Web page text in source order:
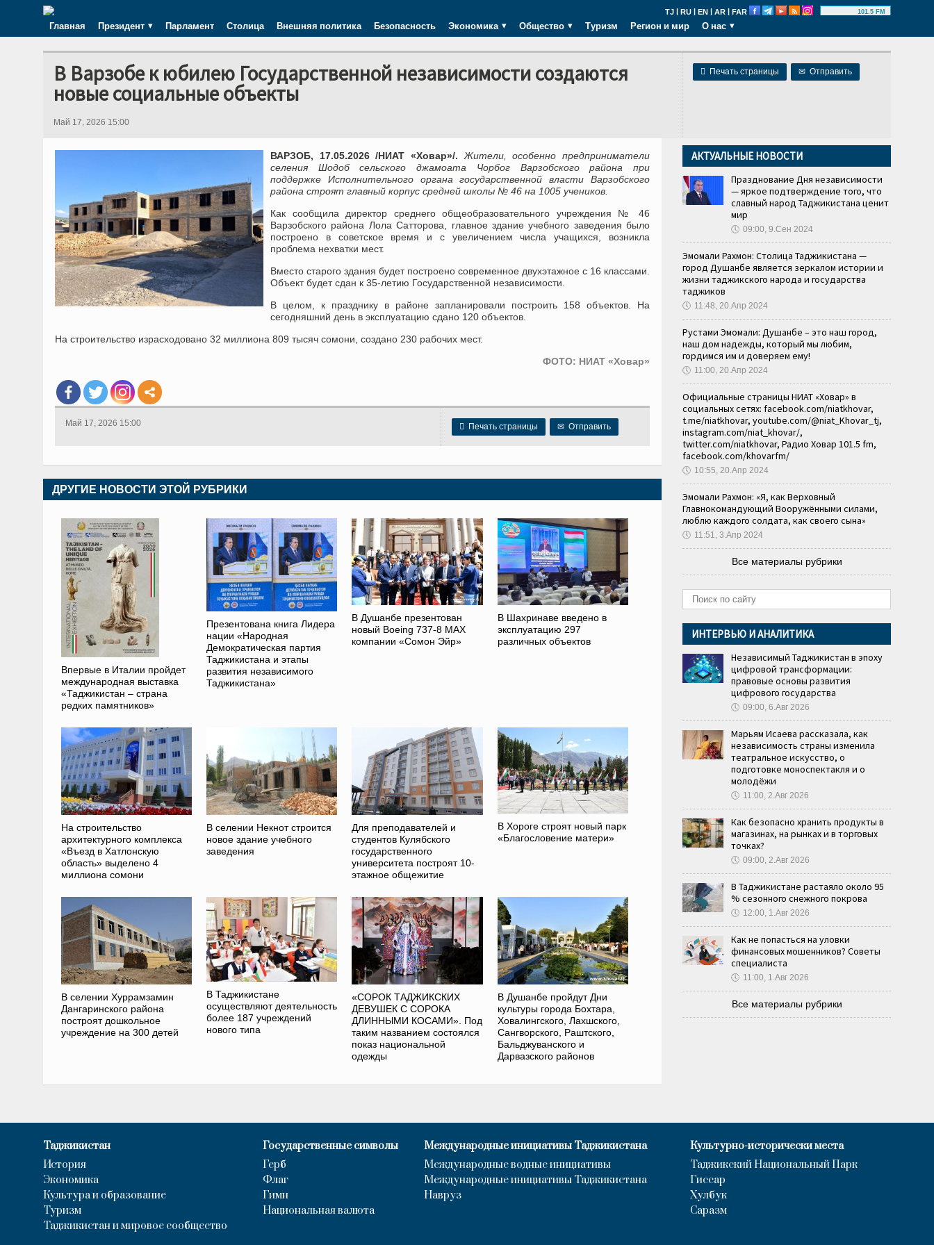
TJ | RU | EN | AR | FAR 101.5 FM
Главная Президент Парламент Столица Внешняя политика Безопасность Экономика Общество Туризм Регион и мир О нас
 Печать страницы ✉ Отправить
В Варзобе к юбилею Государственной независимости создаются
новые социальные объекты
Май 17, 2026 15:00
ВАРЗОБ, 17.05.2026 /НИАТ «Ховар»/.
Жители, особенно предприниматели
селения Шодоб сельского джамоата Чорбог Варзобского района при
поддержке Исполнительного органа государственной власти Варзобского
района строят главный корпус средней школы № 46 на 1005 учеников.
Как сообщила директор среднего общеобразовательного учреждения № 46
Варзобского района Лола Сатторова, главное здание учебного заведения было
построено в советское время и с увеличением числа учащихся, возникла
проблема нехватки мест.
Вместо старого здания будет построено современное двухэтажное с 16 классами.
Объект будет сдан к 35-летию Государственной независимости.
В целом, к празднику в районе запланировали построить 158 объектов. На
сегодняшний день в эксплуатацию сдано 120 объектов.
На строительство израсходовано 32 миллиона 809 тысяч сомони, создано 230 рабочих мест.
ФОТО: НИАТ «Ховар»
 Печать страницы ✉ Отправить
Май 17, 2026 15:00
ДРУГИЕ НОВОСТИ ЭТОЙ РУБРИКИ
Впервые в Италии пройдет
международная выставка
«Таджикистан – страна
редких памятников»
Презентована книга Лидера
нации «Народная
Демократическая партия
Таджикистана и этапы
развития независимого
Таджикистана»
В Душанбе презентован
новый Boeing 737-8 MAX
компании «Сомон Эйр»
В Шахринаве введено в
эксплуатацию 297
различных объектов
На строительство
архитектурного комплекса
«Въезд в Хатлонскую
область» выделено 4
миллиона сомони
В селении Некнот строится
новое здание учебного
заведения
Для преподавателей и
студентов Кулябского
государственного
университета построят 10-
этажное общежитие
В Хороге строят новый парк
«Благословение матери»
В селении Хуррамзамин
Дангаринского района
построят дошкольное
учреждение на 300 детей
В Таджикистане
осуществляют деятельность
более 187 учреждений
нового типа
«СОРОК ТАДЖИКСКИХ
ДЕВУШЕК С СОРОКА
ДЛИННЫМИ КОСАМИ». Под
таким названием состоялся
показ национальной
одежды
В Душанбе пройдут Дни
культуры города Бохтара,
Ховалингского, Лахшского,
Сангворского, Раштского,
Бальджуванского и
Дарвазского районов
АКТУАЛЬНЫЕ НОВОСТИ
Празднование Дня независимости
— яркое подтверждение того, что
славный народ Таджикистана ценит
мир
🕔 09:00, 9.Сен 2024
Эмомали Рахмон: Столица Таджикистана —
город Душанбе является зеркалом истории и
жизни таджикского народа и государства
таджиков
🕔 11:48, 20.Апр 2024
Рустами Эмомали: Душанбе – это наш город,
наш дом надежды, который мы любим,
гордимся им и доверяем ему!
🕔 11:00, 20.Апр 2024
Официальные страницы НИАТ «Ховар» в
социальных сетях: facebook.com/niatkhovar,
t.me/niatkhovar, youtube.com/@niat_Khovar_tj,
instagram.com/niat_khovar/,
twitter.com/niatkhovar, Радио Ховар 101.5 fm,
facebook.com/khovarfm/
🕔 10:55, 20.Апр 2024
Эмомали Рахмон: «Я, как Верховный
Главнокомандующий Вооружёнными силами,
люблю каждого солдата, как своего сына»
🕔 11:51, 3.Апр 2024
Все материалы рубрики
ИНТЕРВЬЮ И АНАЛИТИКА
Независимый Таджикистан в эпоху
цифровой трансформации:
правовые основы развития
цифрового государства
🕔 09:00, 6.Авг 2026
Марьям Исаева рассказала, как
независимость страны изменила
театральное искусство, о
подготовке моноспектакля и о
молодёжи
🕔 11:00, 2.Авг 2026
Как безопасно хранить продукты в
магазинах, на рынках и в торговых
точках?
🕔 09:00, 2.Авг 2026
В Таджикистане растаяло около 95
% сезонного снежного покрова
🕔 12:00, 1.Авг 2026
Как не попасться на уловки
финансовых мошенников? Советы
специалиста
🕔 11:00, 1.Авг 2026
Все материалы рубрики
Таджикистан
История
Экономика
Культура и образование
Туризм
Таджикистан и мировое сообщество
Государственные символы
Герб
Флаг
Гимн
Национальная валюта
Международные инициативы Таджикистана
Международные водные инициативы
Международные инициативы Таджикистана
Навруз
Культурно-исторически места
Таджикский Национальный Парк
Гиссар
Хулбук
Саразм